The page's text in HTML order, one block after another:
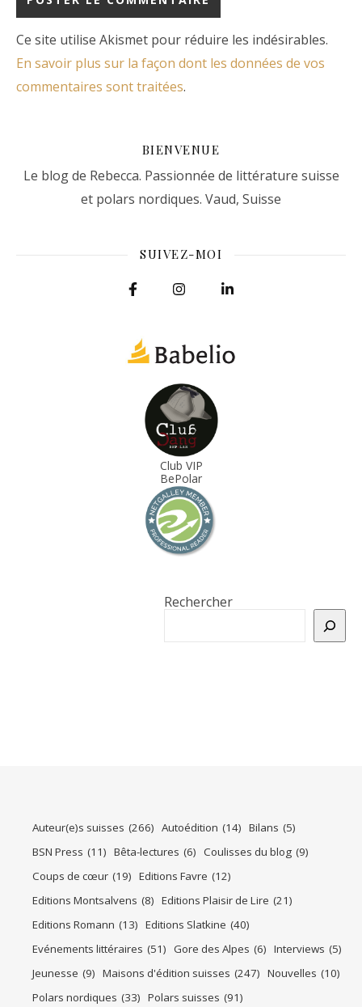
Ce site utilise Akismet pour réduire les indésirables.
En savoir plus sur la façon dont les données de vos
commentaires sont traitées.
BIENVENUE
Le blog de Rebecca. Passionnée de littérature suisse
et polars nordiques. Vaud, Suisse
SUIVEZ-MOI
Club VIP
BePolar
Rechercher
Auteur(e)s suisses (266) Autoédition (14) Bilans (5)
BSN Press (11) Bêta-lectures (6) Coulisses du blog (9)
Coups de cœur (19) Editions Favre (12)
Editions Montsalvens (8) Editions Plaisir de Lire (21)
Editions Romann (13) Editions Slatkine (40)
Evénements littéraires (51) Gore des Alpes (6) Interviews (5)
Jeunesse (9) Maisons d'édition suisses (247) Nouvelles (10)
Polars nordiques (33) Polars suisses (91)